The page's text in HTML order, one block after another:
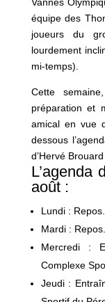
équipe des
joueurs du
lourdement
mi-temps).
Cette
préparation et
amical en vue
dessous
d’Hervé
L’agenda
août :
Lundi : Repos.
Mardi : Repos.
Mercredi :
Complexe
Jeudi :